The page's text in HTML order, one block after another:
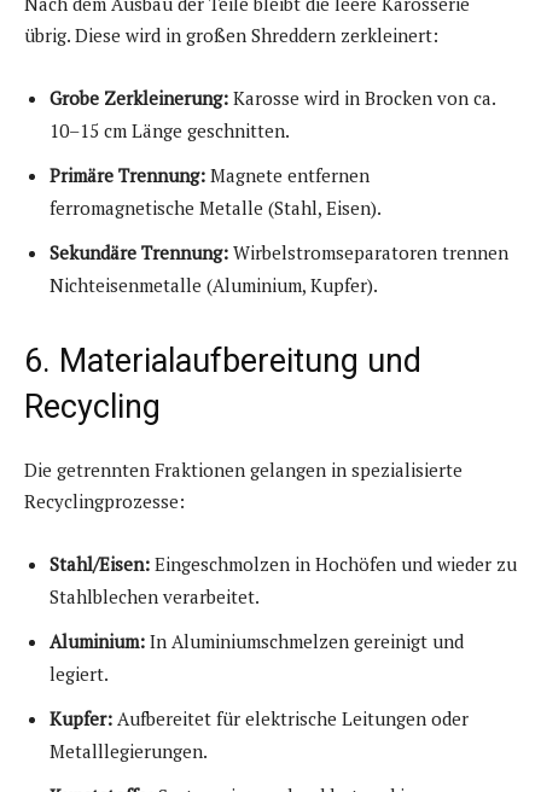
übrig. Diese wird in großen Shreddern zerkleinert:
Grobe Zerkleinerung: Karosse wird in Brocken von ca.
10–15 cm Länge geschnitten.
Primäre Trennung: Magnete entfernen
ferromagnetische Metalle (Stahl, Eisen).
Sekundäre Trennung: Wirbelstromseparatoren trennen
Nichteisenmetalle (Aluminium, Kupfer).
6. Materialaufbereitung und
Recycling
Die getrennten Fraktionen gelangen in spezialisierte
Recyclingprozesse:
Stahl/Eisen: Eingeschmolzen in Hochöfen und wieder zu
Stahlblechen verarbeitet.
Aluminium: In Aluminiumschmelzen gereinigt und
legiert.
Kupfer: Aufbereitet für elektrische Leitungen oder
Metalllegierungen.